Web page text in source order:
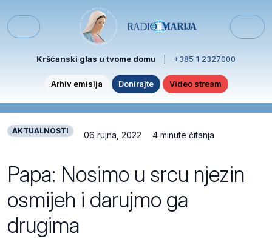
Menu
Kršćanski glas u tvome domu +385 1 2327000
Arhiv emisija Donirajte Video stream
AKTUALNOSTI 06 rujna, 2022 4 minute čitanja
Papa: Nosimo u srcu njezin
osmijeh i darujmo ga
drugima